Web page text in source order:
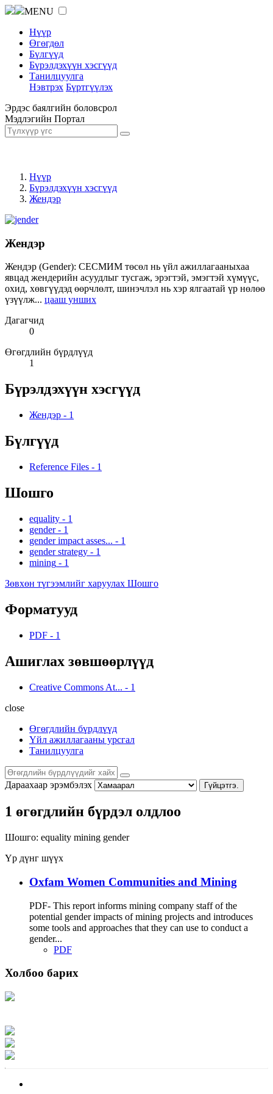
MENU
Нүүр
Өгөгдөл
Бүлгүүд
Бүрэлдэхүүн хэсгүүд
Танилцуулга
Нэвтрэх Бүртгүүлэх
Эрдэс баялгийн боловсрол
Мэдлэгийн Портал
Нүүр
Бүрэлдэхүүн хэсгүүд
Жендэр
Жендэр
Жендэр (Gender): СЕСМИМ төсөл нь үйл ажиллагааныхаа
явцад жендерийн асуудлыг тусгаж, эрэгтэй, эмэгтэй хүмүүс,
охид, хөвгүүдэд өөрчлөлт, шинэчлэл нь хэр ялгаатай үр нөлөө
үзүүлж... цааш унших
Дагагчид
0
Өгөгдлийн бүрдлүүд
1
Бүрэлдэхүүн хэсгүүд
Жендэр - 1
Бүлгүүд
Reference Files - 1
Шошго
equality - 1
gender - 1
gender impact asses... - 1
gender strategy - 1
mining - 1
Зөвхөн түгээмлийг харуулах Шошго
Форматууд
PDF - 1
Ашиглах зөвшөөрлүүд
Creative Commons At... - 1
close
Өгөгдлийн бүрдлүүд
Үйл ажиллагааны урсгал
Танилцуулга
Дараахаар эрэмбэлэх Гүйцэтгэ.
1 өгөгдлийн бүрдэл олдлоо
Шошго: equality mining gender
Үр дүнг шүүх
Oxfam Women Communities and Mining
PDF- This report informs mining company staff of the
potential gender impacts of mining projects and introduces
some tools and approaches that they can use to conduct a
gender...
PDF
Холбоо барих